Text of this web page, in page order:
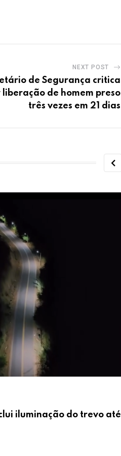
NEXT POST
de Segurança critica
de homem preso
três vezes em 21 dias
iluminação do trevo até